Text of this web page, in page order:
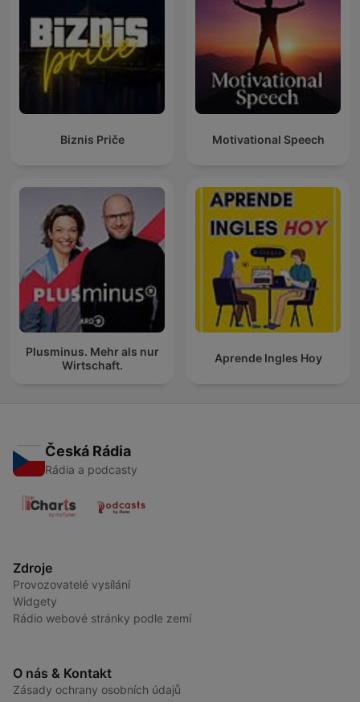
Biznis Priče Motivational Speech
Plusminus. Mehr als nur
Wirtschaft.
Aprende Ingles Hoy
Česká Rádia
Rádia a podcasty
Zdroje
Provozovatelé vysílání
Widgety
Rádio webové stránky podle zemí
O nás & Kontakt
Zásady ochrany osobních údajů